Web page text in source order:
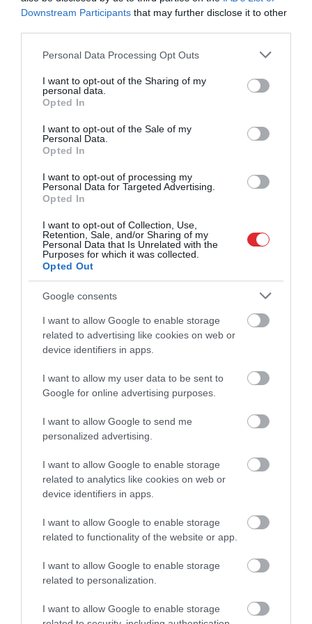
Downstream Participants that may further disclose it to other
Please note that this website/app uses one or more Google
not limited to your visit or usage behaviour. You may click to
grant or deny consent to Google and its third-party tags to
use your data for below specified purposes in below Google
consent section.
Personal Data Processing Opt Outs
I want to opt-out of the Sharing of my
personal data.
Opted In
I want to opt-out of the Sale of my
Personal Data.
Opted In
I want to opt-out of processing my
Personal Data for Targeted Advertising.
Opted In
I want to opt-out of Collection, Use,
Retention, Sale, and/or Sharing of my
Personal Data that Is Unrelated with the
Purposes for which it was collected.
Opted Out
Google consents
I want to allow Google to enable storage
related to advertising like cookies on web or
device identifiers in apps.
I want to allow my user data to be sent to
Google for online advertising purposes.
I want to allow Google to send me
personalized advertising.
I want to allow Google to enable storage
related to analytics like cookies on web or
device identifiers in apps.
I want to allow Google to enable storage
related to functionality of the website or app.
I want to allow Google to enable storage
related to personalization.
I want to allow Google to enable storage
Paldies, Dāvi! Viens no Latvijas
snaiperiem liek punktu karjerai
izlasē
Ķīnā strādājošais latviešu
treneris Žagaram paredz
brīdina par lielāko
Divas pārliecinošas
Bedrītis/Rinkevičs iekļūst
Hamburgas “Elite 16”